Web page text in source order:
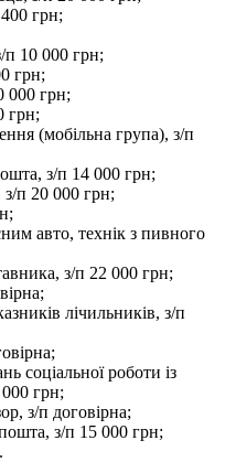
грн;
п 10 000 грн;
грн;
000 грн;
грн;
(мобільна група), з/п
з/п 14 000 грн;
з/п 20 000 грн;
авто, технік з пивного
з/п 22 000 грн;
лічильників, з/п
соціальної роботи із
000 грн;
з/п договірна;
з/п 15 000 грн;